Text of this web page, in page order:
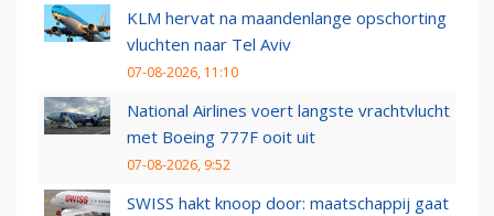
KLM hervat na maandenlange opschorting
vluchten naar Tel Aviv
07-08-2026, 11:10
National Airlines voert langste vrachtvlucht
met Boeing 777F ooit uit
07-08-2026, 9:52
SWISS hakt knoop door: maatschappij gaat